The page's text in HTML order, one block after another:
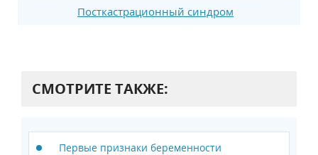
Посткастрационный синдром
СМОТРИТЕ ТАКЖЕ:
Первые признаки беременности